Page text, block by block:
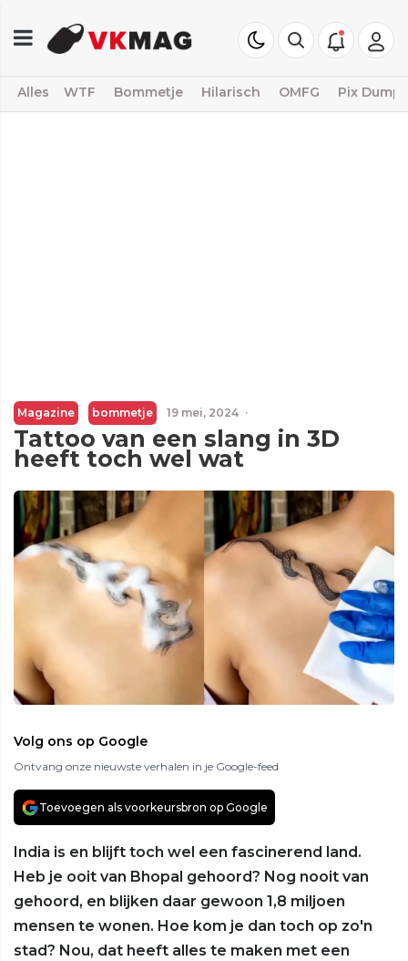
Alles WTF Bommetje Hilarisch OMFG Pix Dump
Magazine bommetje 19 mei, 2024 ·
Tattoo van een slang in 3D
heeft toch wel wat
Volg ons op Google
Ontvang onze nieuwste verhalen in je Google-feed
Toevoegen als voorkeursbron op Google
India is en blijft toch wel een fascinerend land.
Heb je ooit van Bhopal gehoord? Nog nooit van
gehoord, en blijken daar gewoon 1,8 miljoen
mensen te wonen. Hoe kom je dan toch op zo'n
stad? Nou, dat heeft alles te maken met een